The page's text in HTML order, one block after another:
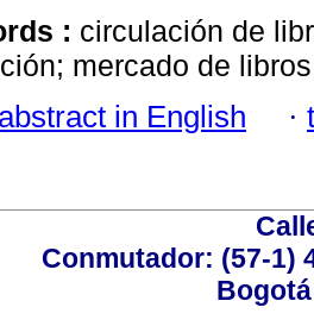
: circulación de
mercado de
abstract in English ·
Conmutador: (57-1)